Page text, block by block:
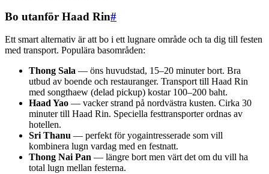
Bo utanför Haad Rin#
Ett smart alternativ är att bo i ett lugnare område och ta dig till festen
med transport. Populära basområden:
Thong Sala — öns huvudstad, 15–20 minuter bort. Bra
utbud av boende och restauranger. Transport till Haad Rin
med songthaew (delad pickup) kostar 100–200 baht.
Haad Yao — vacker strand på nordvästra kusten. Cirka 30
minuter till Haad Rin. Speciella festtransporter ordnas av
hotellen.
Sri Thanu — perfekt för yogaintresserade som vill
kombinera lugn vardag med en festnatt.
Thong Nai Pan — längre bort men värt det om du vill ha
total lugn mellan festerna.